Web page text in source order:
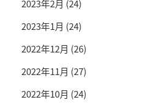
2023年2月 (24)
2023年1月 (24)
2022年12月 (26)
2022年11月 (27)
2022年10月 (24)